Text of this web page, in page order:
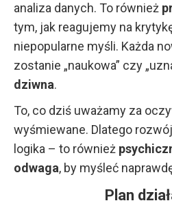
analiza danych. To również
tym, jak reagujemy na
niepopularne myśli. Każda
zostanie „naukowa” czy
dziwna.
To, co dziś uważamy za
wyśmiewane. Dlatego
logika – to również
odwaga, by myśleć
Plan